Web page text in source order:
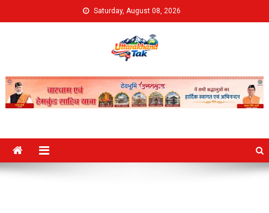
to
Saturday, August 08, 2026
Uttarakhand Tak